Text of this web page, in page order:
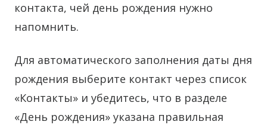
контакта, чей день рождения нужно
напомнить.
Для автоматического заполнения даты дня
рождения выберите контакт через список
«Контакты» и убедитесь, что в разделе
«День рождения» указана правильная